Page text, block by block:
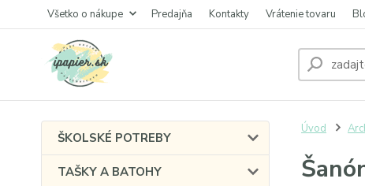
Všetko o nákupe Predajňa Kontakty Vrátenie tovaru
ŠKOLSKÉ POTREBY
TAŠKY A BATOHY
Úvod